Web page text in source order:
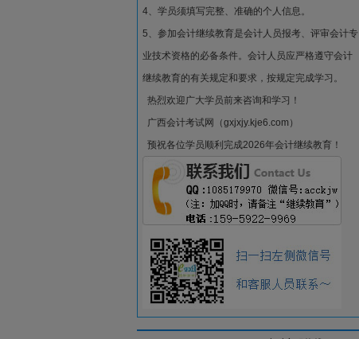
4、学员须填写完整、准确的个人信息。
5、参加会计继续教育是会计人员报考、评审会计专
业技术资格的必备条件。会计人员应严格遵守会计
继续教育的有关规定和要求，按规定完成学习。
热烈欢迎广大学员前来咨询和学习！
广西会计考试网（gxjxjy.kje6.com）
预祝各位学员顺利完成2026年会计继续教育！